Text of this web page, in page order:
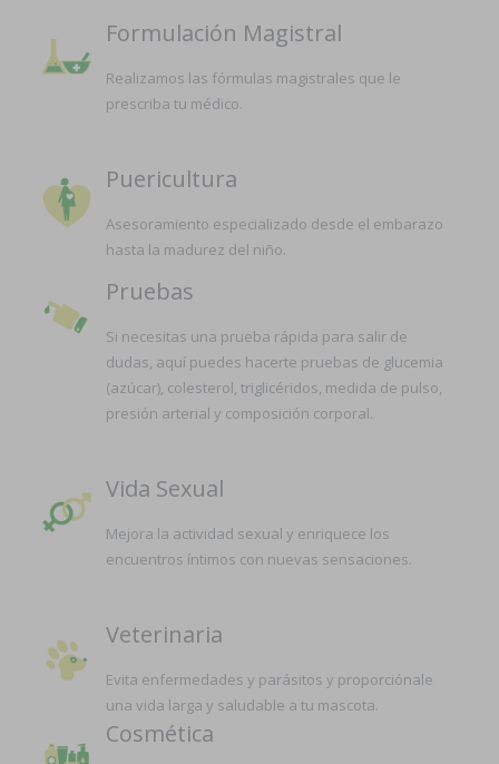
Formulación Magistral
Realizamos las fórmulas magistrales que le
prescriba tu médico.
Puericultura
Asesoramiento especializado desde el embarazo
hasta la madurez del niño.
Pruebas
Si necesitas una prueba rápida para salir de
dudas, aquí puedes hacerte pruebas de glucemia
(azúcar), colesterol, triglicéridos, medida de pulso,
presión arterial y composición corporal.
Vida Sexual
Mejora la actividad sexual y enriquece los
encuentros íntimos con nuevas sensaciones.
Veterinaria
Evita enfermedades y parásitos y proporciónale
una vida larga y saludable a tu mascota.
Cosmética